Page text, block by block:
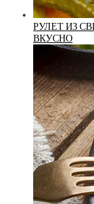
РУЛЕТ ИЗ
ВКУСНО